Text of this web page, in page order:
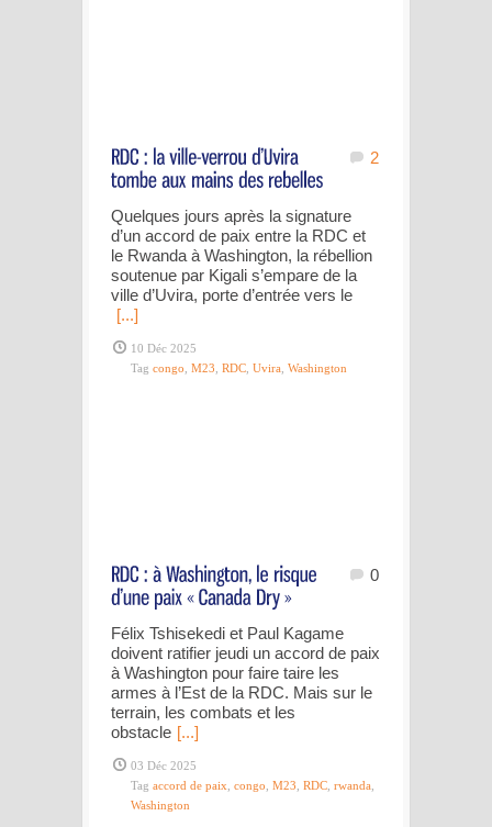
2
Quelques jours après la signature
d’un accord de paix entre la RDC et
le Rwanda à Washington, la rébellion
soutenue par Kigali s’empare de la
ville d’Uvira, porte d’entrée vers le
[...]
10 Déc 2025
Tag congo M23 RDC Uvira Washington
0
Félix Tshisekedi et Paul Kagame
doivent ratifier jeudi un accord de paix
à Washington pour faire taire les
armes à l’Est de la RDC. Mais sur le
terrain, les combats et les
obstacle [...]
03 Déc 2025
Tag accord de paix congo M23 RDC rwanda
Washington